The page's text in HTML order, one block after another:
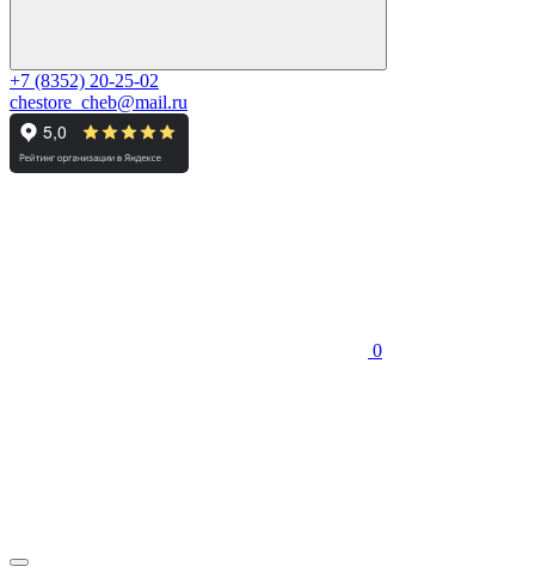
+7 (8352) 20-25-02
chestore_cheb@mail.ru
0